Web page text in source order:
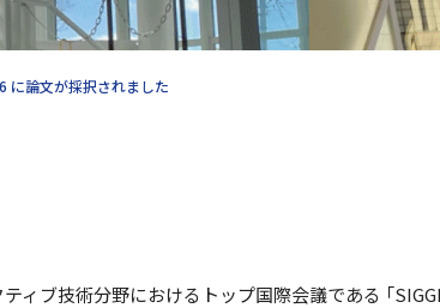
一般生・国際生入試
に論文が採択されました
ィブ技術分野におけるトップ国際会議である 「